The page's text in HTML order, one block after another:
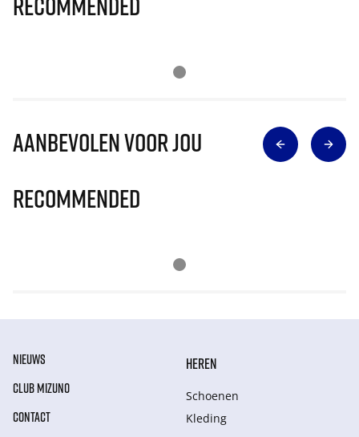
Aanbevolen voor jou
Recommended
NIEUWS
CLUB MIZUNO
CONTACT
HEREN
Schoenen
Kleding